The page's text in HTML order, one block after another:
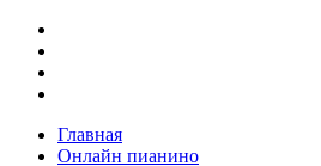
Главная
Онлайн пианино